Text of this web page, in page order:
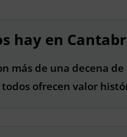
hay en
más de una decena
ofrecen valor